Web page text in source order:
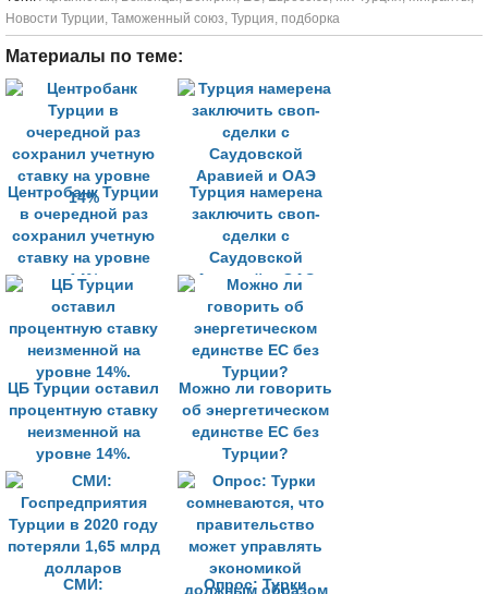
Новости Турции, Таможенный союз, Турция, подборка
Материалы по теме:
Центробанк Турции
в очередной раз
сохранил учетную
ставку на уровне
14%
Турция намерена
заключить своп-
сделки с
Саудовской
Аравией и ОАЭ
ЦБ Турции оставил
процентную ставку
неизменной на
уровне 14%.
Можно ли говорить
об энергетическом
единстве ЕС без
Турции?
СМИ:
Опрос: Турки